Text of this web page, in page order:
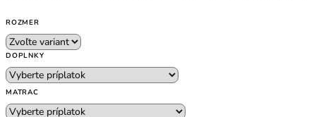
ROZMER
DOPLNKY
MATRAC